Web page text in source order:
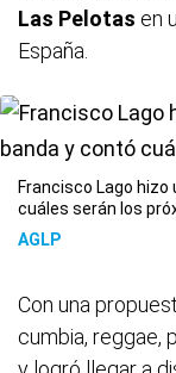
Las Pelotas en
España.
Francisco Lago
cuáles serán los
AGLP
Con una
cumbia, reggae,